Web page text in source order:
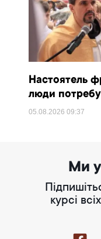
Настоятель
люди
05.08.202609:37
Ми
курсі